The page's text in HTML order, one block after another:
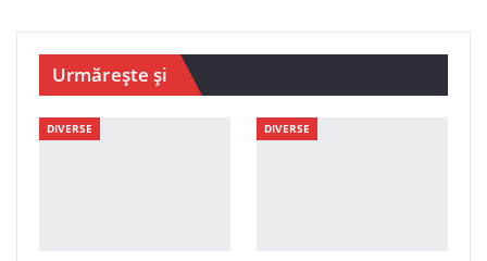
Urmărește și
DIVERSE DIVERSE